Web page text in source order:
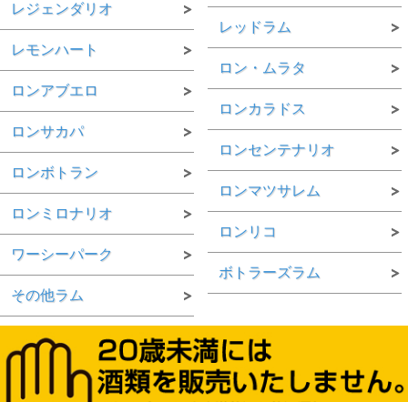
レジェンダリオ
レモンハート
ロンアブエロ
ロンサカパ
ロンボトラン
ロンミロナリオ
ワーシーパーク
その他ラム
レッドラム
ロン・ムラタ
ロンカラドス
ロンセンテナリオ
ロンマツサレム
ロンリコ
ボトラーズラム